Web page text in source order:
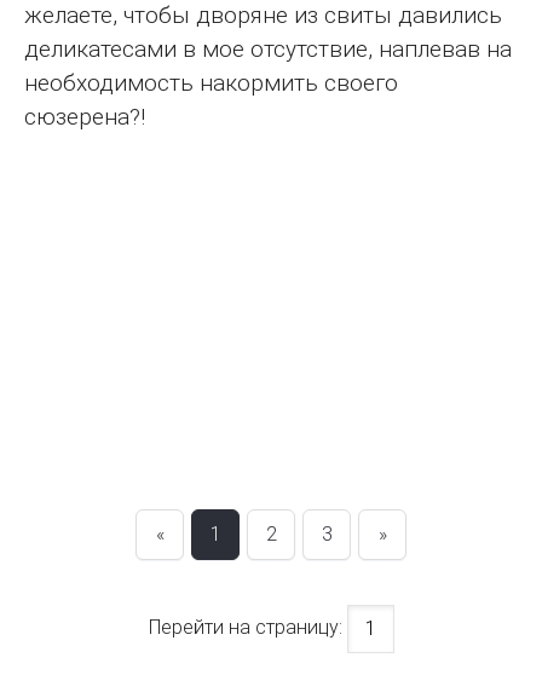
желаете, чтобы дворяне из свиты давились
деликатесами в мое отсутствие, наплевав на
необходимость накормить своего
сюзерена?!
« 1 2 3 »
Перейти на страницу: